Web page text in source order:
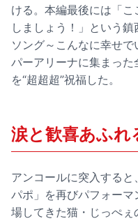
ける。本編最後には「
しましょう！」という
ソング～こんなに幸せ
パーアリーナに集まっ
を“超超超”祝福した。
涙と歓喜あふれ
アンコールに突入すると
パポ」を再びパフォー
場してきた猫・じっぺ